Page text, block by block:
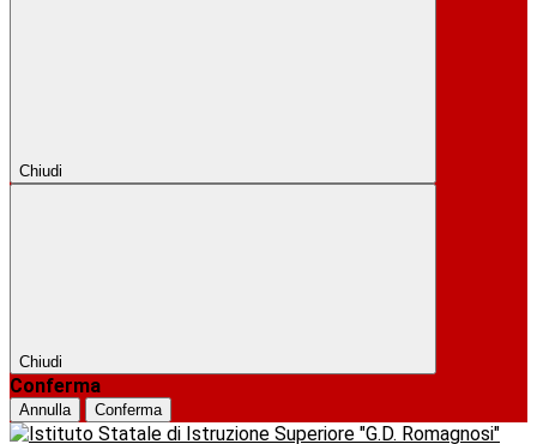
Chiudi
Chiudi
Conferma
Annulla Conferma